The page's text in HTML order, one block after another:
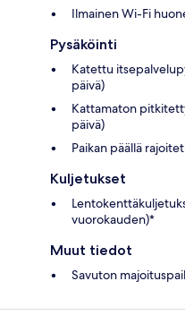
Ilmainen Wi-Fi
Pysäköinti
Katettu
päivä)
Kattamaton
päivä)
Paikan päällä
Kuljetukset
vuorokauden)*
Muut tiedot
Savuton